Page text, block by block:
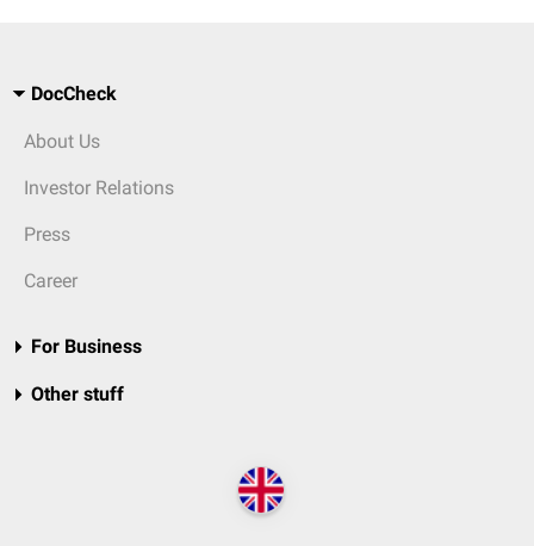
DocCheck
About Us
Investor Relations
Press
Career
For Business
Other stuff